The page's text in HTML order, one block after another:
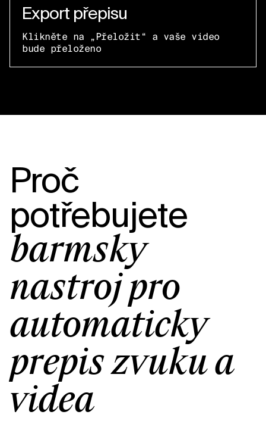
Export přepisu
Klikněte na „Přeložit“ a vaše video
bude přeloženo
Proč
potřebujete
barmský
nástroj pro
automatický
přepis zvuku a
videa